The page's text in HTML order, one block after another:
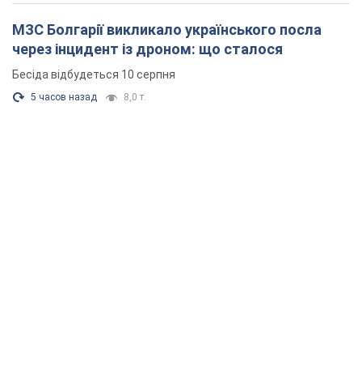
МЗС Болгарії викликало українського посла
через інцидент із дроном: що сталося
Бесіда відбудеться 10 серпня
5 часов назад 8,0 т.